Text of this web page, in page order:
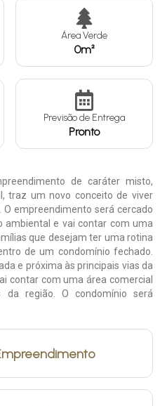
Área Verde
0m²
Previsão de Entrega
Pronto
de caráter misto,
traz um novo conceito de viver
empreendimento será cercado
ambiental e vai contar com uma
que desejam ter uma rotina
de um condomínio fechado.
e próxima às principais vias da
contar com uma área comercial
da região. O condomínio será